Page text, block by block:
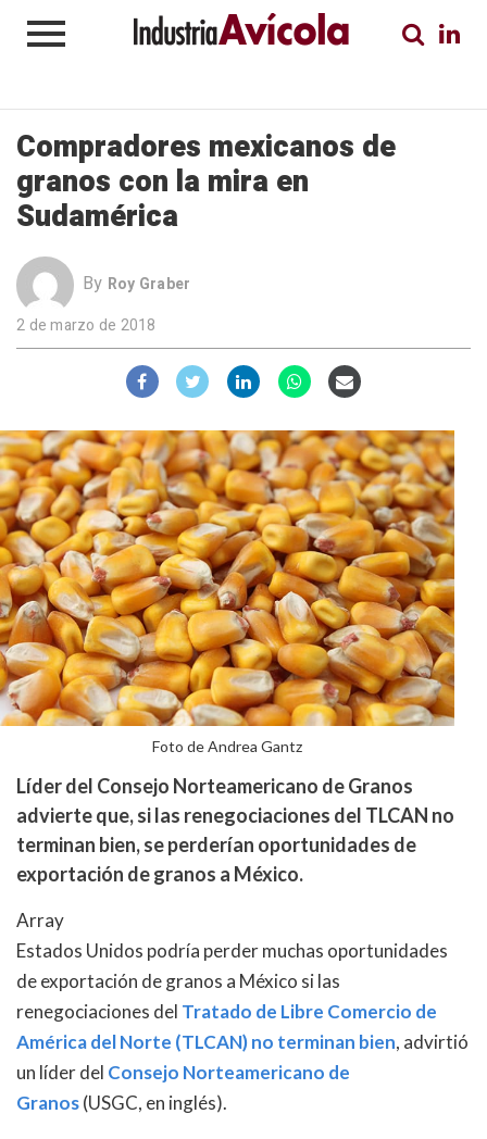
Compradores mexicanos de
granos con la mira en
Sudamérica
By Roy Graber
2 de marzo de 2018
Foto de Andrea Gantz
Líder del Consejo Norteamericano de Granos
advierte que, si las renegociaciones del TLCAN no
terminan bien, se perderían oportunidades de
exportación de granos a México.
Array
Estados Unidos podría perder muchas oportunidades
de exportación de granos a México si las
renegociaciones del Tratado de Libre Comercio de
América del Norte (TLCAN) no terminan bien, advirtió
un líder del Consejo Norteamericano de
Granos(USGC, en inglés).